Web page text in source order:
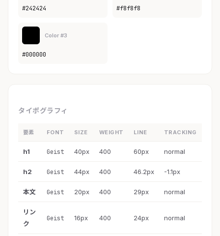
#242424 #f8f8f8
Color #3
#000000
タイポグラフィ
要素 FONT SIZE WEIGHT LINE TRACKING
h1 Geist 40px 400 60px normal
h2 Geist 44px 400 46.2px -1.1px
本文 Geist 20px 400 29px normal
リン
ク
Geist 16px 400 24px normal